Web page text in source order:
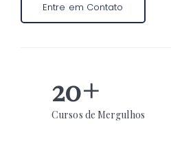
Entre em Contato
20+
Cursos de Mergulhos